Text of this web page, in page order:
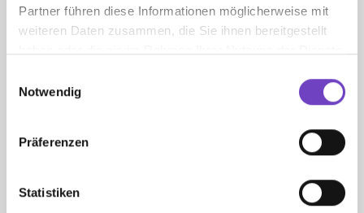
Partner führen diese Informationen möglicherweise mit
weiteren Daten zusammen, die Sie ihnen bereitgestellt
Notwendig
Präferenzen
Statistiken
Diese 10 Bade­re­geln helfen bereits
den Kleinsten dabei, im Wasser sicher
Im Zuge des FREUNDE Programmes
Hüther geführt und aufge­zeichnet.